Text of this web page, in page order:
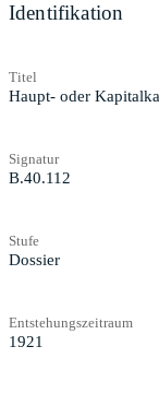
Identifikation
Titel
Haupt- oder
Signatur
B.40.112
Stufe
Dossier
Entstehungszeitraum
1921